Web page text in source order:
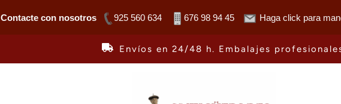
Contacte con nosotros 925 560 634 676 98 94 45 Haga click para
Envíos en 24/48 h. Embalajes